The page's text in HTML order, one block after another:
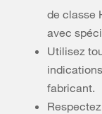
de classe
avec
Utilisez
fabricant.